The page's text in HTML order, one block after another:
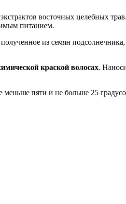
восточных целебных
питанием.
из семян подсолнечника,
краской волосах.
меньше пяти и не больше 25